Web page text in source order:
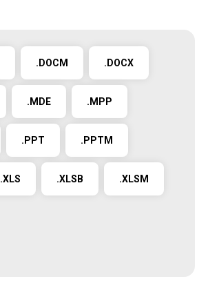
.DOCM .DOCX
.MDE .MPP
.PPT .PPTM
.XLS .XLSB .XLSM